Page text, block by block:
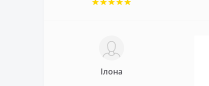
Ілона